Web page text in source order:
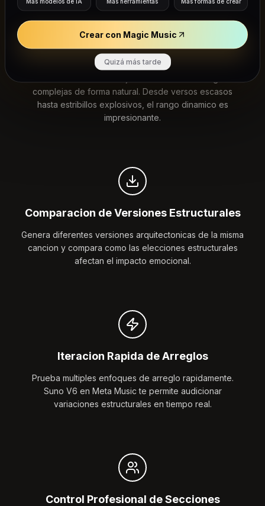
Inteligencia de Arreglo Dinamico
complejas de forma natural. Desde versos escasos
hasta estribillos explosivos, el rango dinamico es
impresionante.
Comparacion de Versiones Estructurales
Genera diferentes versiones arquitectonicas de la misma
cancion y compara como las elecciones estructurales
afectan el impacto emocional.
Iteracion Rapida de Arreglos
Prueba multiples enfoques de arreglo rapidamente.
Suno V6 en Meta Music te permite audicionar
variaciones estructurales en tiempo real.
Control Profesional de Secciones
Crear con Magic Music
Quizá más tarde